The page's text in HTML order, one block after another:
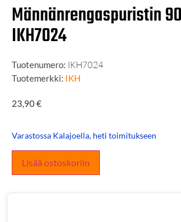
Männänrengaspuristin
IKH7024
Tuotenumero: IKH7024
Tuotemerkki: IKH
23,90€
Varastossa Kalajoella, heti toimitukseen
Lisää ostoskoriin